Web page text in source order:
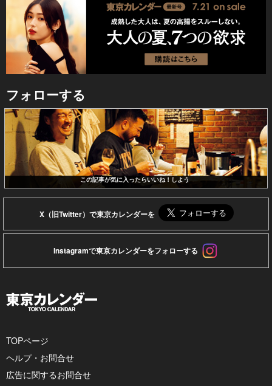
フォローする
この記事が気に入ったらいいね！しよう
X（旧Twitter）で東京カレンダーを
Instagramで東京カレンダーをフォローする
TOPページ
ヘルプ・お問合せ
広告に関するお問合せ